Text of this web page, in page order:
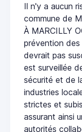
Il n'y a aucun
commune de
À MARCILLY
prévention des
devrait pas
est surveillée
sécurité et de
industries
strictes et
assurant ainsi
autorités